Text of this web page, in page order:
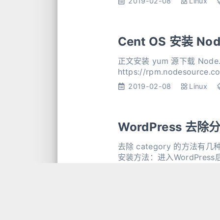
Cent OS 安装
正文安装 yum 源下载
2019-02-08 Linux
WordPress 去除
去除 category 的方法有几
安装方法：进入WordPress